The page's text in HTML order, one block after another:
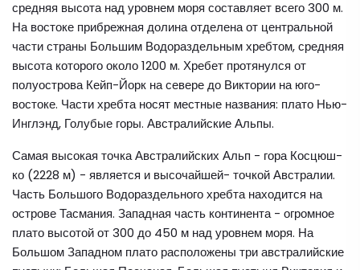
средняя высота над уровнем моря составляет всего 300 м.
На востоке прибрежная долина отделена от центральной
части страны Большим Водораздельным хребтом, средняя
высота которого около 1200 м. Хребет протянулся от
полуострова Кейп-Йорк на севере до Виктории на юго-
востоке. Части хребта носят местные названия: плато Нью-
Инглэнд, Голубые горы. Австралийские Альпы.
Самая высокая точка Австралийских Альп - гора Косцюш-
ко (2228 м) - является и высочайшей- точкой Австралии.
Часть Большого Водораздельного хребта находится на
острове Тасмания. Западная часть континента - огромное
плато высотой от 300 до 450 м над уровнем моря. На
Большом Западном плато расположены три австралийские